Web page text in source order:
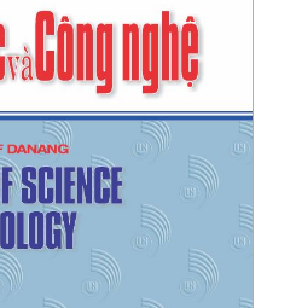
on Automatic
4, pp. 1940-1945, 2016. DOI:
and A. Zolghadri, “Interval state
of nonlinear systems”,IEEE
Control
, vol. 57, no. 1,
10.1109 /TAC.2011.2164820
“State and input
for a class of nonlinear
, vol. 40, no. 10, pp. 1779-1785,